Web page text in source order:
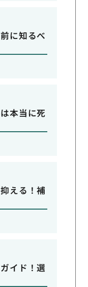
に知るべ
本当に死
える！補
イド！選